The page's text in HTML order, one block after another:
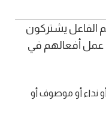
الفاعل يشتركون
أفعالهم في
نداء أو موصوف أو